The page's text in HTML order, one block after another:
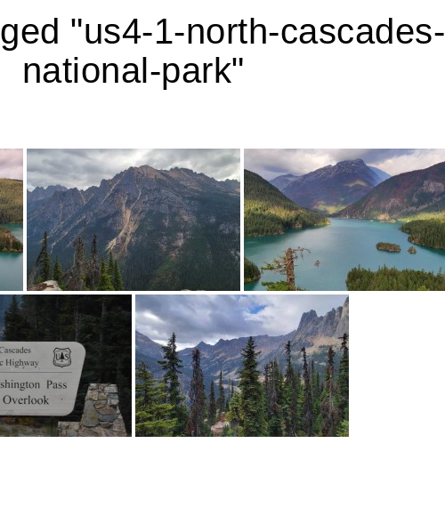
"us4-1-north-cascades-
national-park"